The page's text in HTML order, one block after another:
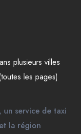
plusieurs villes
les pages)
un service de taxi
la région